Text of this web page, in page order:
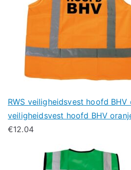
RWS veiligheidsvest hoofd BHV
veiligheidsvest hoofd BHV
€12.04